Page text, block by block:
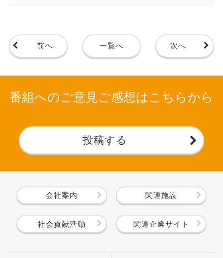
前へ 一覧へ 次へ
番組へのご意見ご感想はこちらから
投稿する
会社案内 関連施設
社会貢献活動 関連企業サイト